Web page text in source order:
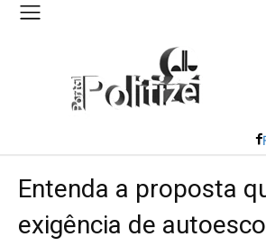
Entenda a proposta
exigência de